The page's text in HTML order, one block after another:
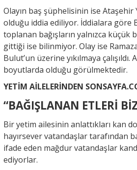
Olayın baş şüphelisinin ise
olduğu iddia ediliyor. İddialara göre
toplanan bağışların yalnızca küçük
gittiği ise bilinmiyor. Olay ise
Bulut’un üzerine yıkılmaya
boyutlarda olduğu görülmektedir.
YETİM AİLELERİNDEN
“BAĞIŞLANAN ETLERİ
Bir yetim ailesinin anlattıkları kan
hayırsever vatandaşlar tarafından
ifade eden mağdur vatandaşlar
ediyorlar.